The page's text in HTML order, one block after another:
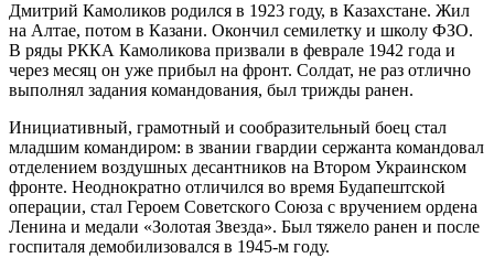
Дмитрий Камоликов родился в 1923 году, в Казахстане. Жил
на Алтае, потом в Казани. Окончил семилетку и школу ФЗО.
В ряды РККА Камоликова призвали в феврале 1942 года и
через месяц он уже прибыл на фронт. Солдат, не раз отлично
выполнял задания командования, был трижды ранен.
Инициативный, грамотный и сообразительный боец стал
младшим командиром: в звании гвардии сержанта командовал
отделением воздушных десантников на Втором Украинском
фронте. Неоднократно отличился во время Будапештской
операции, стал Героем Советского Союза с вручением ордена
Ленина и медали «Золотая Звезда». Был тяжело ранен и после
госпиталя демобилизовался в 1945-м году.